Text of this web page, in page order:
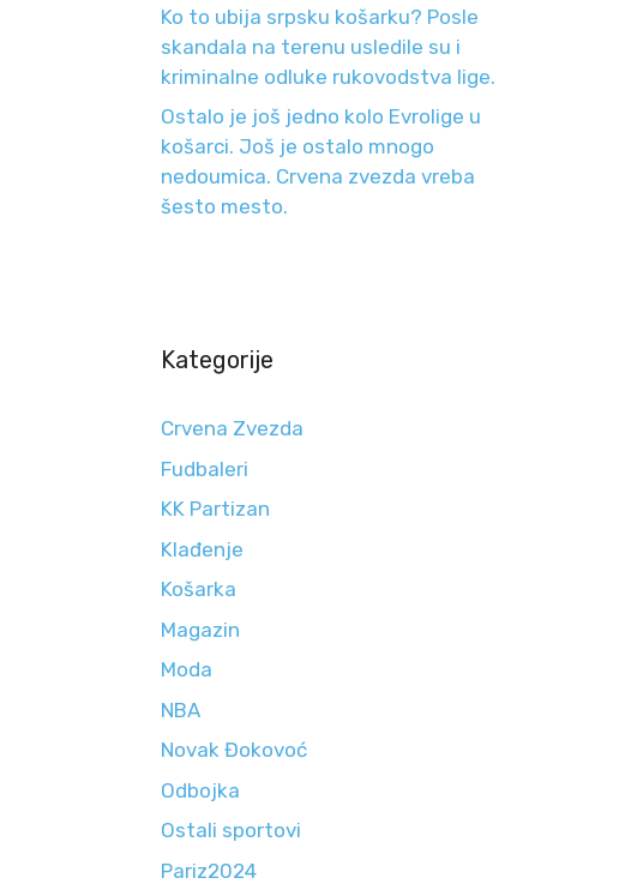
Ko to ubija srpsku košarku? Posle
skandala na terenu usledile su i
kriminalne odluke rukovodstva lige.
Ostalo je još jedno kolo Evrolige u
košarci. Još je ostalo mnogo
nedoumica. Crvena zvezda vreba
šesto mesto.
Kategorije
Crvena Zvezda
Fudbaleri
KK Partizan
Klađenje
Košarka
Magazin
Moda
NBA
Novak Đokovoć
Odbojka
Ostali sportovi
Pariz2024